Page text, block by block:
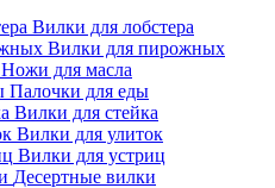
Вилки для лобстера
Вилки для пирожных
Ножи для масла
Палочки для еды
Вилки для стейка
Вилки для улиток
Вилки для устриц
Десертные вилки